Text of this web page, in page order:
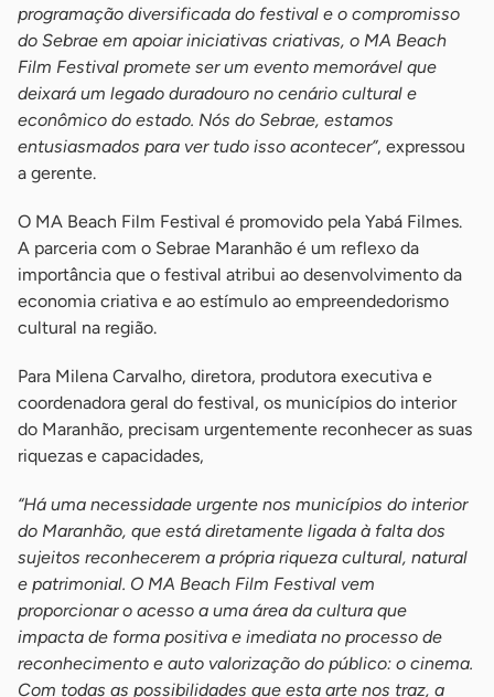
programação diversificada do festival e o compromisso
do Sebrae em apoiar iniciativas criativas, o MA Beach
Film Festival promete ser um evento memorável que
deixará um legado duradouro no cenário cultural e
econômico do estado. Nós do Sebrae, estamos
entusiasmados para ver tudo isso acontecer”, expressou
a gerente.
O MA Beach Film Festival é promovido pela Yabá Filmes.
A parceria com o Sebrae Maranhão é um reflexo da
importância que o festival atribui ao desenvolvimento da
economia criativa e ao estímulo ao empreendedorismo
cultural na região.
Para Milena Carvalho, diretora, produtora executiva e
coordenadora geral do festival, os municípios do interior
do Maranhão, precisam urgentemente reconhecer as suas
riquezas e capacidades,
“Há uma necessidade urgente nos municípios do interior
do Maranhão, que está diretamente ligada à falta dos
sujeitos reconhecerem a própria riqueza cultural, natural
e patrimonial. O MA Beach Film Festival vem
proporcionar o acesso a uma área da cultura que
impacta de forma positiva e imediata no processo de
reconhecimento e auto valorização do público: o cinema.
Com todas as possibilidades que esta arte nos traz, a